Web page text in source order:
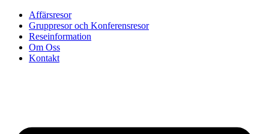
Affärsresor
Gruppresor och Konferensresor
Reseinformation
Om Oss
Kontakt